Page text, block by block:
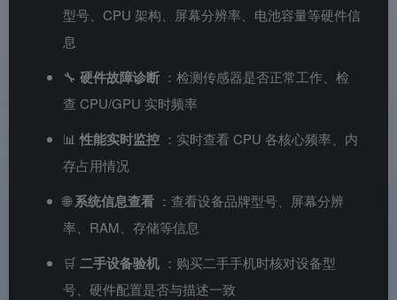
型号、CPU 架构、屏幕分辨率、电池容量等硬件信
息
🔧 硬件故障诊断 ：检测传感器是否正常工作、检
查 CPU/GPU 实时频率
📊 性能实时监控 ：实时查看 CPU 各核心频率、内
存占用情况
🌐系统信息查看 ：查看设备品牌型号、屏幕分辨
率、RAM、存储等信息
🛒 二手设备验机 ：购买二手手机时核对设备型
号、硬件配置是否与描述一致